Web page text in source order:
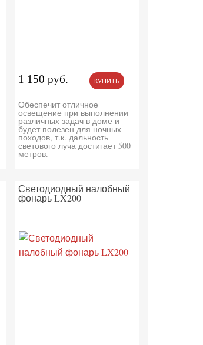
1 150 руб. КУПИТЬ
Обеспечит отличное
освещение при выполнении
различных задач в доме и
будет полезен для ночных
походов, т.к. дальность
светового луча достигает 500
метров.
Светодиодный налобный
фонарь LX200